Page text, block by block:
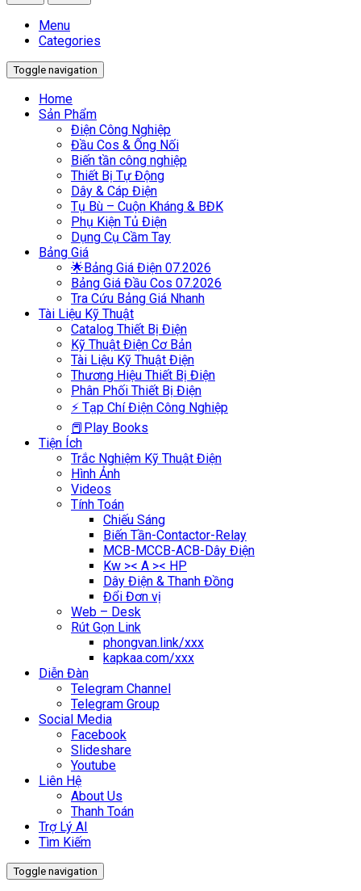
Menu
Categories
Toggle navigation
Home
Sản Phẩm
Điện Công Nghiệp
Đầu Cos & Ống Nối
Biến tần công nghiệp
Thiết Bị Tự Động
Dây & Cáp Điện
Tụ Bù – Cuộn Kháng & BĐK
Phụ Kiện Tủ Điện
Dụng Cụ Cầm Tay
Bảng Giá
🌟Bảng Giá Điện 07.2026
Bảng Giá Đầu Cos 07.2026
Tra Cứu Bảng Giá Nhanh
Tài Liệu Kỹ Thuật
Catalog Thiết Bị Điện
Kỹ Thuật Điện Cơ Bản
Tài Liệu Kỹ Thuật Điện
Thương Hiệu Thiết Bị Điện
Phân Phối Thiết Bị Điện
⚡ Tạp Chí Điện Công Nghiệp
📕Play Books
Tiện Ích
Trắc Nghiệm Kỹ Thuật Điện
Hình Ảnh
Videos
Tính Toán
Chiếu Sáng
Biến Tần-Contactor-Relay
MCB-MCCB-ACB-Dây Điện
Kw >< A >< HP
Dây Điện & Thanh Đồng
Đổi Đơn vị
Web – Desk
Rút Gọn Link
phongvan.link/xxx
kapkaa.com/xxx
Diễn Đàn
Telegram Channel
Telegram Group
Social Media
Facebook
Slideshare
Youtube
Liên Hệ
About Us
Thanh Toán
Trợ Lý AI
Tìm Kiếm
Toggle navigation